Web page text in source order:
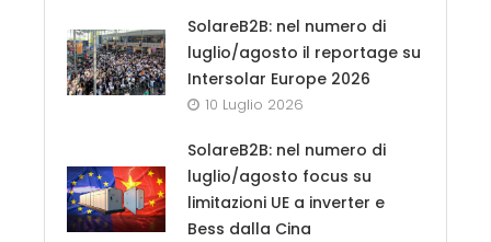
SolareB2B: nel numero di
luglio/agosto il reportage su
Intersolar Europe 2026
10 Luglio 2026
SolareB2B: nel numero di
luglio/agosto focus su
limitazioni UE a inverter e
Bess dalla Cina